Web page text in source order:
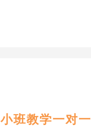
小班教学一对一